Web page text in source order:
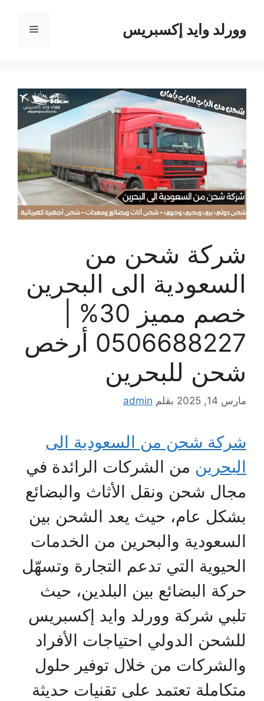
المحتوىوورلد وايد إكسبريس القائمة
شركة شحن من
السعودية الى البحرين
خصم مميز 30% |
0506688227 أرخص
شحن للبحرين
مارس 14, 2025 بقلم admin
شركة شحن من السعودية الى
البحرين من الشركات الرائدة في
مجال شحن ونقل الأثاث والبضائع
بشكل عام، حيث يعد الشحن بين
السعودية والبحرين من الخدمات
الحيوية التي تدعم التجارة وتسهّل
حركة البضائع بين البلدين، حيث
تلبي شركة وورلد وايد إكسبريس
للشحن الدولي احتياجات الأفراد
والشركات من خلال توفير حلول
متكاملة تعتمد على تقنيات حديثة